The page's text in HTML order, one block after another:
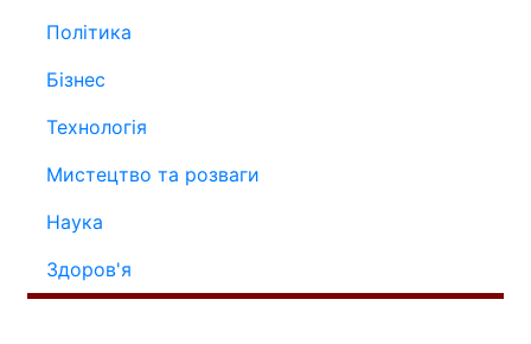
Політика
Бізнес
Технологія
Мистецтво та розваги
Наука
Здоров'я